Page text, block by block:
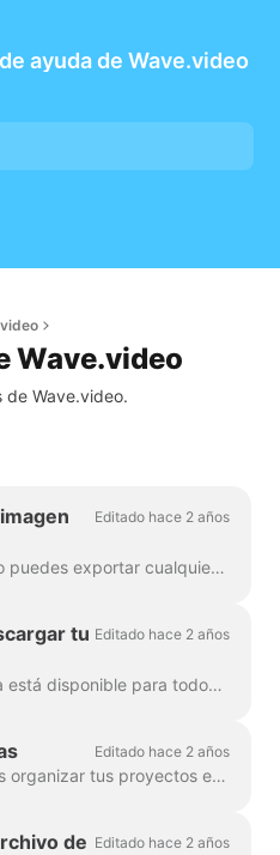
ayuda de Wave.video
Wave.video
Wave.video.
Editado hace 2 años
En el editor wave.video puedes exportar cualquier fotograma a formato JPG, PNG o GIF. Sólo PNG y GIF soportan transparencia. ¿Cómo empezar? Primero, busca el fotograma ...
tu Editado hace 2 años
La opción de descarga está disponible para todos los usuarios de pago de wave.video. Para descargar tu vídeo tienes que seguir 2 sencillos pasos : Opción A: Paso ...
Editado hace 2 años
En Wave.video, puedes organizar tus proyectos en carpetas. De esta forma, es más cómodo buscar entre tus proyectos. Para crear una nueva ...
de Editado hace 2 años